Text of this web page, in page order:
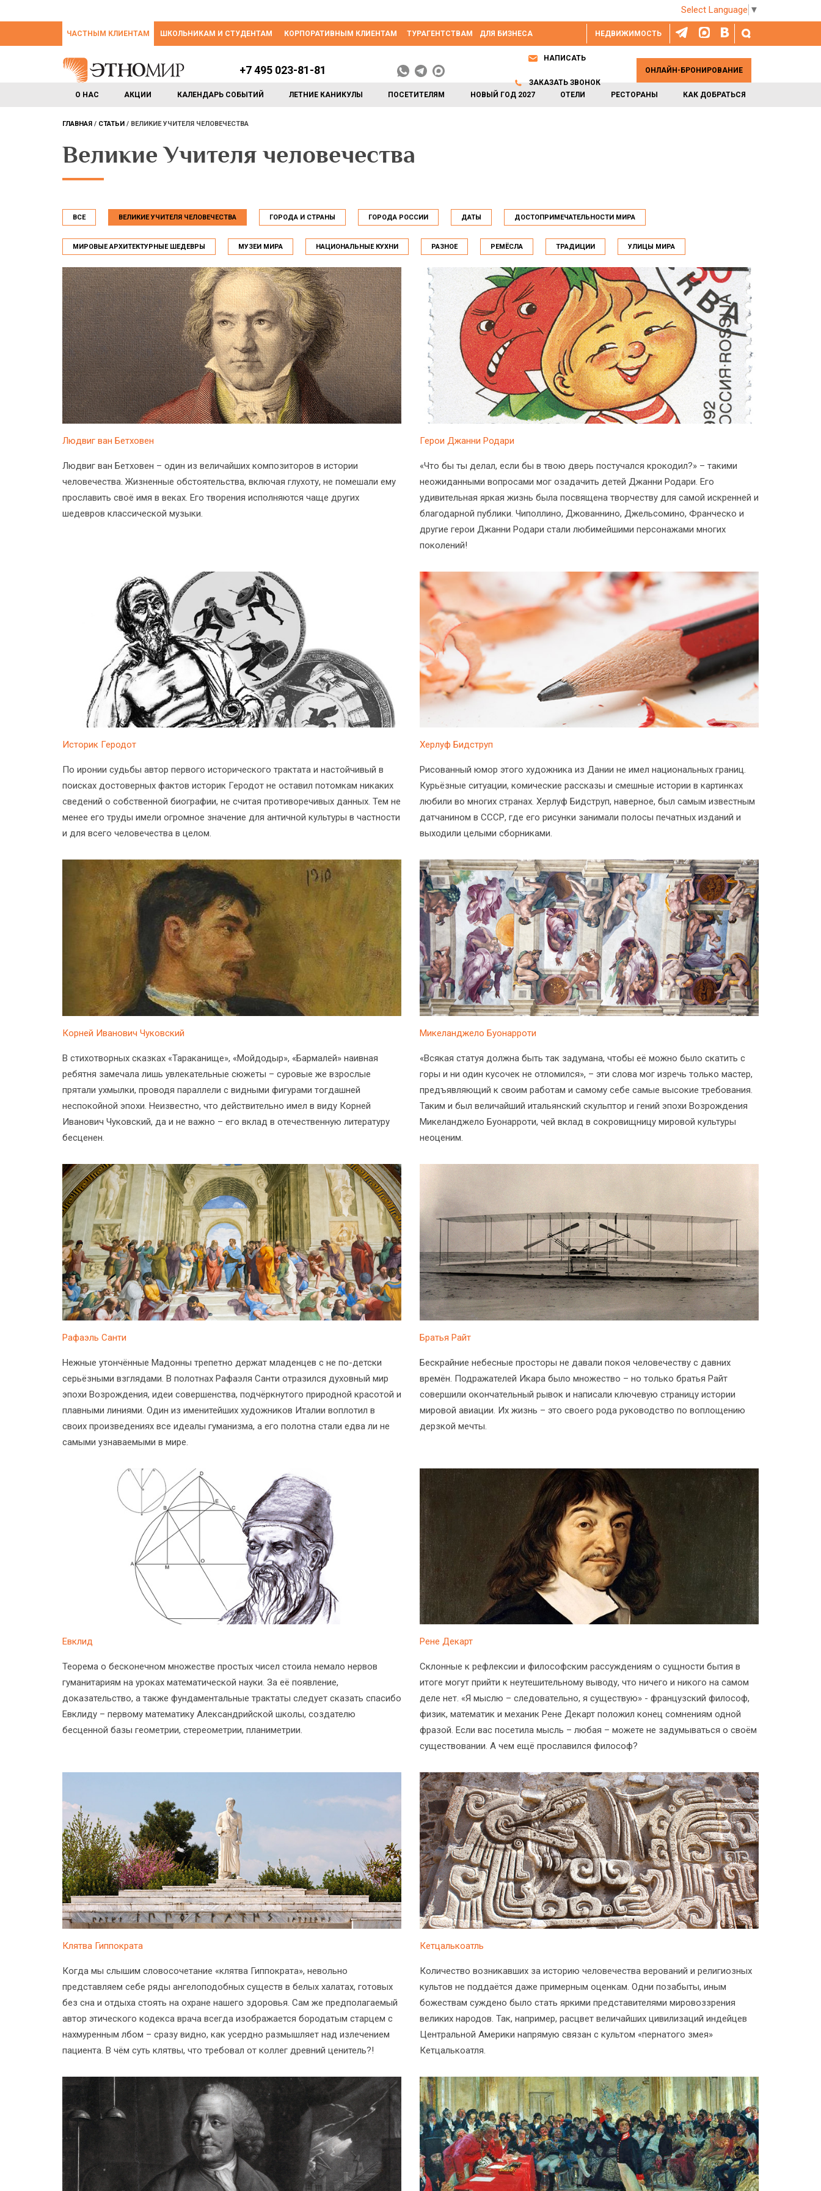
Select Language ▼
НЕДВИЖИМОСТЬ
ЧАСТНЫМ КЛИЕНТАМ ШКОЛЬНИКАМ И СТУДЕНТАМ КОРПОРАТИВНЫМ КЛИЕНТАМ ТУРАГЕНТСТВАМ ДЛЯ БИЗНЕСА
О НАС АКЦИИ КАЛЕНДАРЬ СОБЫТИЙ ЛЕТНИЕ КАНИКУЛЫ ПОСЕТИТЕЛЯМ НОВЫЙ ГОД 2027 ОТЕЛИ РЕСТОРАНЫ КАК ДОБРАТЬСЯ
+7 495 023-81-81
НАПИСАТЬ
ЗАКАЗАТЬ ЗВОНОК
ОНЛАЙН-БРОНИРОВАНИЕ
ГЛАВНАЯ СТАТЬИ ВЕЛИКИЕ УЧИТЕЛЯ ЧЕЛОВЕЧЕСТВА
Великие Учителя человечества
ВСЕ ВЕЛИКИЕ УЧИТЕЛЯ ЧЕЛОВЕЧЕСТВА ГОРОДА И СТРАНЫ ГОРОДА РОССИИ ДАТЫ ДОСТОПРИМЕЧАТЕЛЬНОСТИ МИРА
МИРОВЫЕ АРХИТЕКТУРНЫЕ ШЕДЕВРЫ МУЗЕИ МИРА НАЦИОНАЛЬНЫЕ КУХНИ РАЗНОЕ РЕМЁСЛА ТРАДИЦИИ УЛИЦЫ МИРА
Людвиг ван Бетховен
Людвиг ван Бетховен – один из величайших композиторов в истории
человечества. Жизненные обстоятельства, включая глухоту, не помешали ему
прославить своё имя в веках. Его творения исполняются чаще других
шедевров классической музыки.
Герои Джанни Родари
«Что бы ты делал, если бы в твою дверь постучался крокодил?» – такими
неожиданными вопросами мог озадачить детей Джанни Родари. Его
удивительная яркая жизнь была посвящена творчеству для самой искренней и
благодарной публики. Чиполлино, Джованнино, Джельсомино, Франческо и
другие герои Джанни Родари стали любимейшими персонажами многих
поколений!
Историк Геродот
По иронии судьбы автор первого исторического трактата и настойчивый в
поисках достоверных фактов историк Геродот не оставил потомкам никаких
сведений о собственной биографии, не считая противоречивых данных. Тем не
менее его труды имели огромное значение для античной культуры в частности
и для всего человечества в целом.
Херлуф Бидструп
Рисованный юмор этого художника из Дании не имел национальных границ.
Курьёзные ситуации, комические рассказы и смешные истории в картинках
любили во многих странах. Херлуф Бидструп, наверное, был самым известным
датчанином в СССР, где его рисунки занимали полосы печатных изданий и
выходили целыми сборниками.
Корней Иванович Чуковский
В стихотворных сказках «Тараканище», «Мойдодыр», «Бармалей» наивная
ребятня замечала лишь увлекательные сюжеты – суровые же взрослые
прятали ухмылки, проводя параллели с видными фигурами тогдашней
неспокойной эпохи. Неизвестно, что действительно имел в виду Корней
Иванович Чуковский, да и не важно – его вклад в отечественную литературу
бесценен.
Микеланджело Буонарроти
«Всякая статуя должна быть так задумана, чтобы её можно было скатить с
горы и ни один кусочек не отломился», – эти слова мог изречь только мастер,
предъявляющий к своим работам и самому себе самые высокие требования.
Таким и был величайший итальянский скульптор и гений эпохи Возрождения
Микеланджело Буонарроти, чей вклад в сокровищницу мировой культуры
неоценим.
Рафаэль Санти
Нежные утончённые Мадонны трепетно держат младенцев с не по-детски
серьёзными взглядами. В полотнах Рафаэля Санти отразился духовный мир
эпохи Возрождения, идеи совершенства, подчёркнутого природной красотой и
плавными линиями. Один из именитейших художников Италии воплотил в
своих произведениях все идеалы гуманизма, а его полотна стали едва ли не
самыми узнаваемыми в мире.
Братья Райт
Бескрайние небесные просторы не давали покоя человечеству с давних
времён. Подражателей Икара было множество – но только братья Райт
совершили окончательный рывок и написали ключевую страницу истории
мировой авиации. Их жизнь – это своего рода руководство по воплощению
дерзкой мечты.
Евклид
Теорема о бесконечном множестве простых чисел стоила немало нервов
гуманитариям на уроках математической науки. За её появление,
доказательство, а также фундаментальные трактаты следует сказать спасибо
Евклиду – первому математику Александрийской школы, создателю
бесценной базы геометрии, стереометрии, планиметрии.
Рене Декарт
Склонные к рефлексии и философским рассуждениям о сущности бытия в
итоге могут прийти к неутешительному выводу, что ничего и никого на самом
деле нет. «Я мыслю – следовательно, я существую» - французский философ,
физик, математик и механик Рене Декарт положил конец сомнениям одной
фразой. Если вас посетила мысль – любая – можете не задумываться о своём
существовании. А чем ещё прославился философ?
Клятва Гиппократа
Когда мы слышим словосочетание «клятва Гиппократа», невольно
представляем себе ряды ангелоподобных существ в белых халатах, готовых
без сна и отдыха стоять на охране нашего здоровья. Сам же предполагаемый
автор этического кодекса врача всегда изображается бородатым старцем с
нахмуренным лбом – сразу видно, как усердно размышляет над излечением
пациента. В чём суть клятвы, что требовал от коллег древний ценитель?!
Кетцалькоатль
Количество возникавших за историю человечества верований и религиозных
культов не поддаётся даже примерным оценкам. Одни позабыты, иным
божествам суждено было стать яркими представителями мировоззрения
великих народов. Так, например, расцвет величайших цивилизаций индейцев
Центральной Америки напрямую связан с культом «пернатого змея»
Кетцалькоатля.